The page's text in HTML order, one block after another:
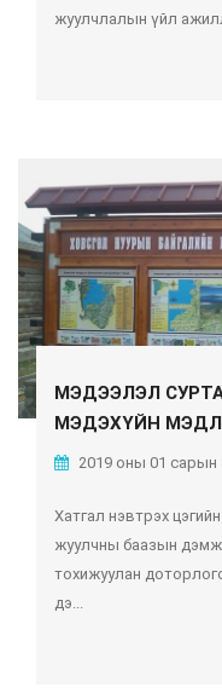
жуулчлалын үйл
МЭДЭЭЛЭЛ
МЭДЭХҮЙН
2019 оны 01 сарын
Хатгал нэвтрэх
жуулчны баазын
тохижуулан
дэ...